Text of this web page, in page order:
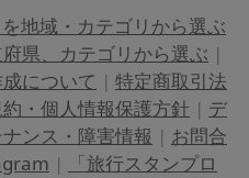
地域・カテゴリから選ぶ
県、カテゴリから選ぶ |
について | 特定商取引法
・個人情報保護方針 | デ
ンス・障害情報 | お問合
|
「旅行スタンプロ